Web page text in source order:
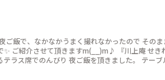
ご飯で、なかなかうまく撮れなかったので その
✨ ご紹介させて頂きますm(__)m♪ 『川上庵 せき
ラス席でのんびり 夜ご飯を頂きました。 テーブ
もとても美味しかったのですが、 やはりお蕎麦